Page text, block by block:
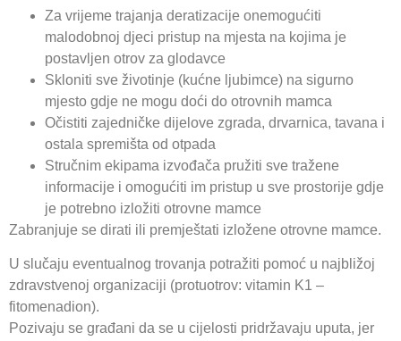
Za vrijeme trajanja deratizacije onemogućiti
malodobnoj djeci pristup na mjesta na kojima je
postavljen otrov za glodavce
Skloniti sve životinje (kućne ljubimce) na sigurno
mjesto gdje ne mogu doći do otrovnih mamca
Očistiti zajedničke dijelove zgrada, drvarnica, tavana i
ostala spremišta od otpada
Stručnim ekipama izvođača pružiti sve tražene
informacije i omogućiti im pristup u sve prostorije gdje
je potrebno izložiti otrovne mamce
Zabranjuje se dirati ili premještati izložene otrovne mamce.
U slučaju eventualnog trovanja potražiti pomoć u najbližoj
zdravstvenoj organizaciji (protuotrov: vitamin K1 –
fitomenadion).
Pozivaju se građani da se u cijelosti pridržavaju uputa, jer